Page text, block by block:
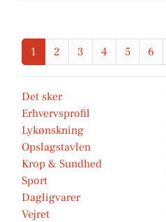
1 2 3 4 5 6
Det sker
Erhvervsprofil
Lykønskning
Opslagstavlen
Krop & Sundhed
Sport
Dagligvarer
Vejret